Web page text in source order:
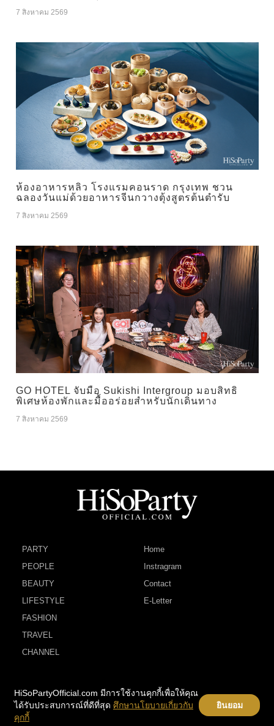
7 สิงหาคม 2569
ห้องอาหารหลิว โรงแรมคอนราด กรุงเทพ ชวน
ฉลองวันแม่ด้วยอาหารจีนกวางตุ้งสูตรต้นตำรับ
7 สิงหาคม 2569
GO HOTEL จับมือ Sukishi Intergroup มอบสิทธิ
พิเศษห้องพักและมื้ออร่อยสำหรับนักเดินทาง
7 สิงหาคม 2569
PARTY
PEOPLE
BEAUTY
LIFESTYLE
FASHION
TRAVEL
CHANNEL
Home
Instragram
Contact
E-Letter
HiSoPartyOfficial.com มีการใช้งานคุกกี้เพื่อให้คุณ
ได้รับประสบการณ์ที่ดีที่สุด ศึกษานโยบายเกี่ยวกับ
คุกกี้
ยินยอม